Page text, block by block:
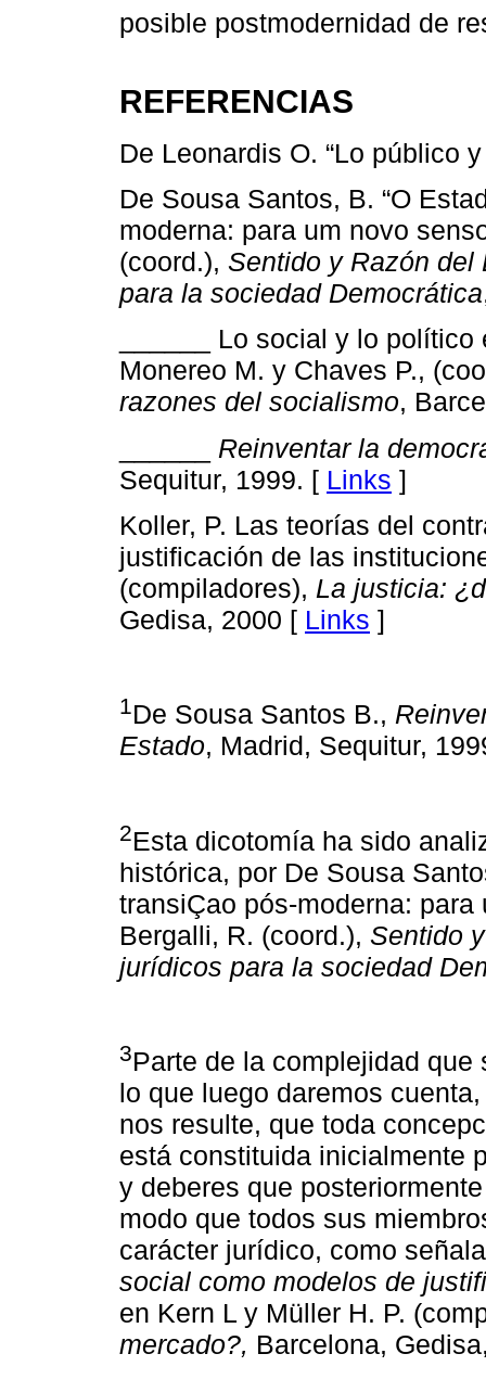
posible postmodernidad de
REFERENCIAS
De Leonardis O. “Lo público
De Sousa Santos, B. “O
moderna: para um novo
(coord.), Sentido y Razón del
para la sociedad Democrática
______ Lo social y lo
Monereo M. y Chaves P.,
razones del socialismo,
Reinventar la
Sequitur, 1999. [ Links ]
Koller, P. Las teorías del
justificación de las
(compiladores), La justicia:
Gedisa, 2000 [ Links ]
1De Sousa Santos B.,
Estado, Madrid, Sequitur,
2Esta dicotomía ha sido
histórica, por De Sousa
transiÇao pós-moderna:
Bergalli, R. (coord.), Sentido
jurídicos para la sociedad
3Parte de la complejidad
lo que luego daremos
nos resulte, que toda
está constituida inicialmente
y deberes que
modo que todos sus
carácter jurídico, como
social como modelos de
en Kern L y Müller H. P.
mercado?, Barcelona,